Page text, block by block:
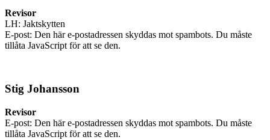
Revisor
LH: Jaktskytten
E-post: Den här e-postadressen skyddas mot spambots. Du måste
tillåta JavaScript för att se den.
Stig Johansson
Revisor
E-post: Den här e-postadressen skyddas mot spambots. Du måste
tillåta JavaScript för att se den.